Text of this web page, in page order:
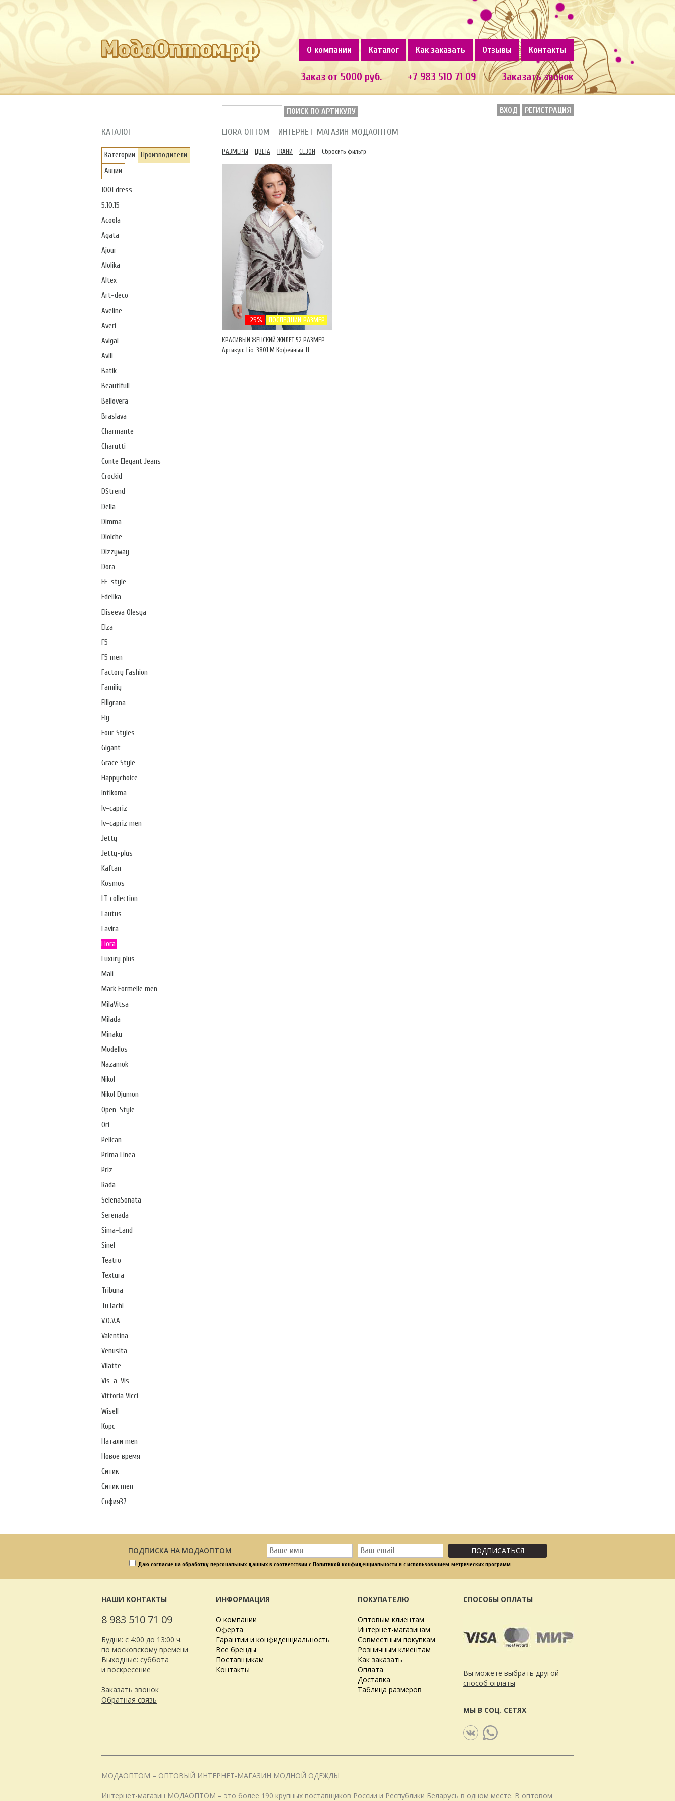
О компании Каталог Как заказать Отзывы Контакты
Заказ от 5000 руб. +7 983 510 71 09 Заказать звонок
ПОИСК ПО АРТИКУЛУ ВХОД РЕГИСТРАЦИЯ
КАТАЛОГ
Категории
Производители
Акции
1001 dress
5.10.15
Acoola
Agata
Ajour
Alolika
Altex
Art-deco
Aveline
Averi
Avigal
Avili
Batik
Beautifull
Bellovera
Braslava
Charmante
Charutti
Conte Elegant Jeans
Crockid
DStrend
Delia
Dimma
Diolche
Dizzyway
Dora
EE-style
Edelika
Eliseeva Olesya
Elza
F5
F5 men
Factory Fashion
Familiy
Filigrana
Fly
Four Styles
Gigant
Grace Style
Happychoice
Intikoma
Iv-capriz
Iv-capriz men
Jetty
Jetty-plus
Kaftan
Kosmos
LT collection
Lautus
Lavira
Liora
Luxury plus
Mali
Mark Formelle men
MilaVitsa
Milada
Minaku
Modellos
Nazamok
Nikol
Nikol Djumon
Open-Style
Ori
Pelican
Prima Linea
Priz
Rada
SelenaSonata
Serenada
Sima-Land
Sinel
Teatro
Textura
Tribuna
TuTachi
V.O.V.A
Valentina
Venusita
Vilatte
Vis-a-Vis
Vittoria Vicci
Wisell
Корс
Натали men
Новое время
Ситик
Ситик men
София37
LIORA ОПТОМ - ИНТЕРНЕТ-МАГАЗИН МОДАОПТОМ
РАЗМЕРЫ ЦВЕТА ТКАНИ СЕЗОН Сбросить фильтр
-25% ПОСЛЕДНИЙ РАЗМЕР
КРАСИВЫЙ ЖЕНСКИЙ ЖИЛЕТ 52 РАЗМЕР
Артикул: Lio-3801 М Кофейный-Н
ПОДПИСКА НА МОДАОПТОМ ПОДПИСАТЬСЯ
Даю согласие на обработку персональных данных в соответствии с Политикой конфиденциальности и с использованием метрических программ
НАШИ КОНТАКТЫ
8 983 510 71 09
Будни: с 4:00 до 13:00 ч.
по московскому времени
Выходные: суббота
и воскресение
Заказать звонок
Обратная связь
ИНФОРМАЦИЯ
О компании
Оферта
Гарантии и конфиденциальность
Все бренды
Поставщикам
Контакты
ПОКУПАТЕЛЮ
Оптовым клиентам
Интернет-магазинам
Совместным покупкам
Розничным клиентам
Как заказать
Оплата
Доставка
Таблица размеров
СПОСОБЫ ОПЛАТЫ
Вы можете выбрать другой
способ оплаты
МЫ В СОЦ. СЕТЯХ
МОДАОПТОМ – ОПТОВЫЙ ИНТЕРНЕТ-МАГАЗИН МОДНОЙ ОДЕЖДЫ
Интернет-магазин МОДАОПТОМ – это более 190 крупных поставщиков России и Республики Беларусь в одном месте. В оптовом